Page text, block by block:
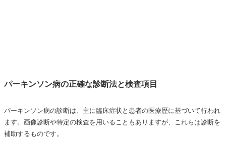
パーキンソン病の正確な診断法と検査項目
パーキンソン病の診断は、主に臨床症状と患者の医療歴に基づいて行われ
ます。画像診断や特定の検査を用いることもありますが、これらは診断を
補助するものです。